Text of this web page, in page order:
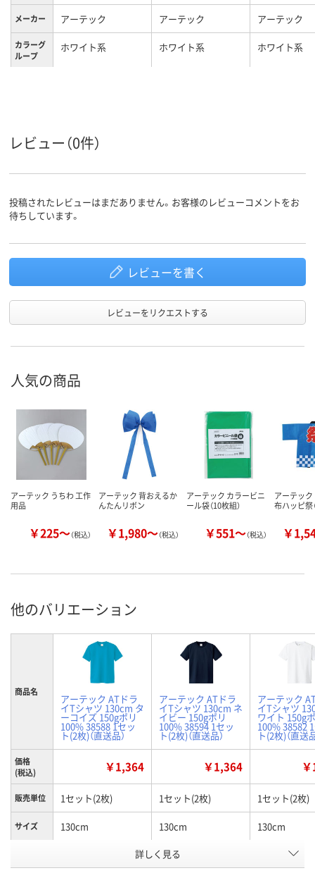
メーカー アーテック アーテック アーテック
カラーグ
ループ
ホワイト系 ホワイト系 ホワイト系
レビュー（0件）
投稿されたレビューはまだありません。お客様のレビューコメントをお
待ちしています。
レビューを書く
レビューをリクエストする
人気の商品
アーテック うちわ 工作
用品
￥225～（税込）
アーテック 背おえるか
んたんリボン
￥1,980～（税込）
アーテック カラービニ
ール袋（10枚組）
￥551～（税込）
アーテッ
布ハッピ祭
￥
他のバリエーション
商品名
アーテック ATドラ
イTシャツ 130cm タ
ーコイズ 150gポリ
100% 38588 1セッ
ト(2枚)（直送品）
アーテック ATドラ
イTシャツ 130cm ネ
イビー 150gポリ
100% 38594 1セッ
ト(2枚)（直送品）
アーテック
イTシャツ
ワイト 150g
100% 38582
ト(2枚)（直送
価格
(税込)
￥1,364 ￥1,364
販売単位 1セット(2枚) 1セット(2枚) 1セット(2枚)
サイズ 130cm 130cm 130cm
ネイビー ホワイト
詳しく見る